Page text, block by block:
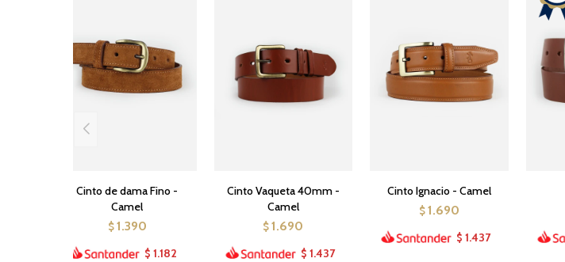
Cinto de dama Fino -
Camel
$ 1.390
$ 1.182
Cinto Vaqueta 40mm -
Camel
$ 1.690
$ 1.437
Cinto Ignacio - Camel
$ 1.690
$ 1.437